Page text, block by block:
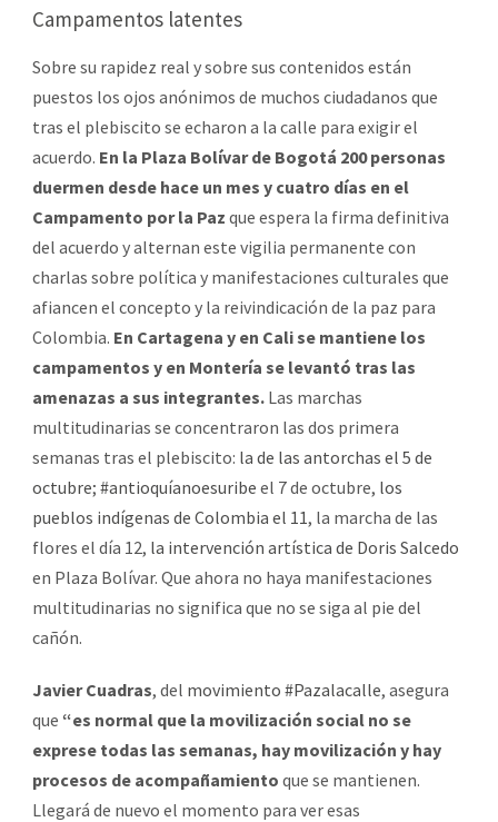
Campamentos latentes
Sobre su rapidez real y sobre sus contenidos están
puestos los ojos anónimos de muchos ciudadanos que
tras el plebiscito se echaron a la calle para exigir el
acuerdo. En la Plaza Bolívar de Bogotá 200 personas
duermen desde hace un mes y cuatro días en el
Campamento por la Paz que espera la firma definitiva
del acuerdo y alternan este vigilia permanente con
charlas sobre política y manifestaciones culturales que
afiancen el concepto y la reivindicación de la paz para
Colombia. En Cartagena y en Cali se mantiene los
campamentos y en Montería se levantó tras las
amenazas a sus integrantes. Las marchas
multitudinarias se concentraron las dos primera
semanas tras el plebiscito: la de las antorchas el 5 de
octubre; #antioquíanoesuribe el 7 de octubre, los
pueblos indígenas de Colombia el 11, la marcha de las
flores el día 12, la intervención artística de Doris Salcedo
en Plaza Bolívar. Que ahora no haya manifestaciones
multitudinarias no significa que no se siga al pie del
cañón.
Javier Cuadras, del movimiento #Pazalacalle, asegura
que “es normal que la movilización social no se
exprese todas las semanas, hay movilización y hay
procesos de acompañamiento que se mantienen.
Llegará de nuevo el momento para ver esas